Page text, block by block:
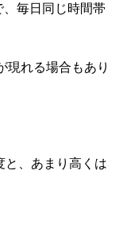
、毎日同じ時間帯
現れる場合もあり
と、あまり高くは